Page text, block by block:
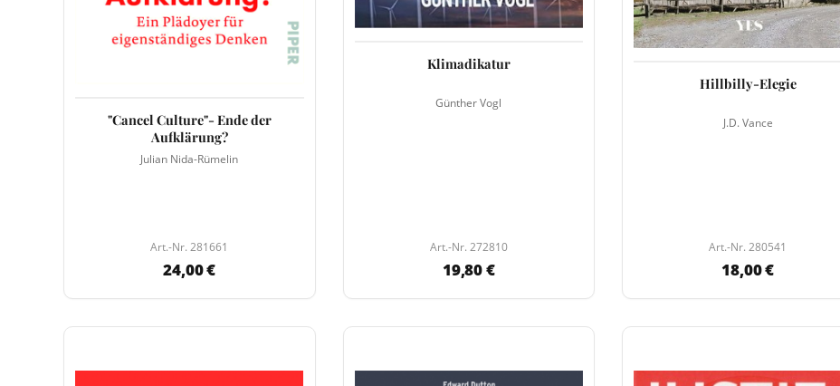
"Cancel Culture"- Ende der
Aufklärung?
Julian Nida-Rümelin
Art.-Nr. 281661
24,00 €
Klimadikatur
Günther Vogl
Art.-Nr. 272810
19,80 €
Hillbilly-Elegie
J.D. Vance
Art.-Nr. 280541
18,00 €